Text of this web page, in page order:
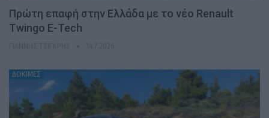
Πρώτη επαφή στην Ελλάδα με το νέο Renault
Twingo E-Tech
ΔΟΚΙΜΕΣ